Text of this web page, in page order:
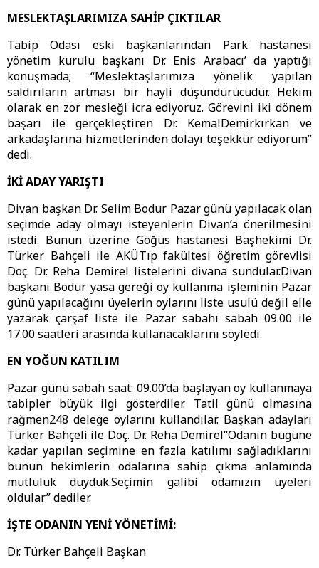
MESLEKTAŞLARIMIZA SAHİP ÇIKTILAR
Tabip Odası eski başkanlarından Park hastanesi
yönetim kurulu başkanı Dr. Enis Arabacı’ da yaptığı
konuşmada; “Meslektaşlarımıza yönelik yapılan
saldırıların artması bir hayli düşündürücüdür. Hekim
olarak en zor mesleği icra ediyoruz. Görevini iki dönem
başarı ile gerçekleştiren Dr. KemalDemirkırkan ve
arkadaşlarına hizmetlerinden dolayı teşekkür ediyorum”
dedi.
İKİ ADAY YARIŞTI
Divan başkan Dr. Selim Bodur Pazar günü yapılacak olan
seçimde aday olmayı isteyenlerin Divan’a önerilmesini
istedi. Bunun üzerine Göğüs hastanesi Başhekimi Dr.
Türker Bahçeli ile AKÜTıp fakültesi öğretim görevlisi
Doç. Dr. Reha Demirel listelerini divana sundular.Divan
başkanı Bodur yasa gereği oy kullanma işleminin Pazar
günü yapılacağını üyelerin oylarını liste usulü değil elle
yazarak çarşaf liste ile Pazar sabahı sabah 09.00 ile
17.00 saatleri arasında kullanacaklarını söyledi.
EN YOĞUN KATILIM
Pazar günü sabah saat: 09.00’da başlayan oy kullanmaya
tabipler büyük ilgi gösterdiler. Tatil günü olmasına
rağmen248 delege oylarını kullandılar. Başkan adayları
Türker Bahçeli ile Doç. Dr. Reha Demirel“Odanın bugüne
kadar yapılan seçimine en fazla katılımı sağladıklarını
bunun hekimlerin odalarına sahip çıkma anlamında
mutluluk duyduk.Seçimin galibi odamızın üyeleri
oldular” dediler.
İŞTE ODANIN YENİ YÖNETİMİ:
Dr. Türker Bahçeli Başkan